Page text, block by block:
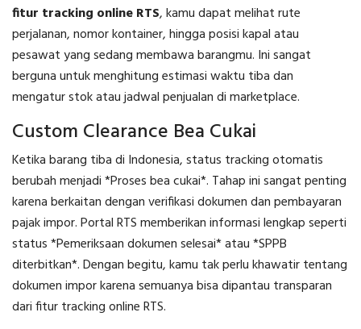
fitur tracking online RTS, kamu dapat melihat rute
perjalanan, nomor kontainer, hingga posisi kapal atau
pesawat yang sedang membawa barangmu. Ini sangat
berguna untuk menghitung estimasi waktu tiba dan
mengatur stok atau jadwal penjualan di marketplace.
Custom Clearance Bea Cukai
Ketika barang tiba di Indonesia, status tracking otomatis
berubah menjadi *Proses bea cukai*. Tahap ini sangat penting
karena berkaitan dengan verifikasi dokumen dan pembayaran
pajak impor. Portal RTS memberikan informasi lengkap seperti
status *Pemeriksaan dokumen selesai* atau *SPPB
diterbitkan*. Dengan begitu, kamu tak perlu khawatir tentang
dokumen impor karena semuanya bisa dipantau transparan
dari fitur tracking online RTS.